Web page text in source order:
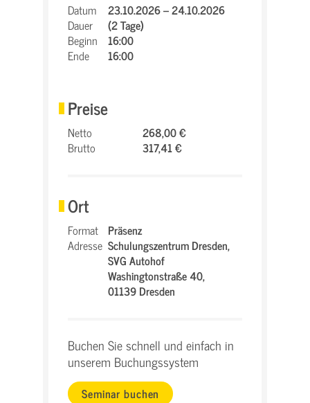
Datum
23.10.2026 – 24.10.2026
Dauer
(2 Tage)
Beginn
16:00
Ende
16:00
Preise
Netto
268,00 €
Brutto
317,41 €
Ort
Format Präsenz
Adresse Schulungszentrum Dresden,
SVG Autohof
Washingtonstraße 40,
01139 Dresden
Buchen Sie schnell und einfach in
unserem Buchungssystem
Seminar buchen